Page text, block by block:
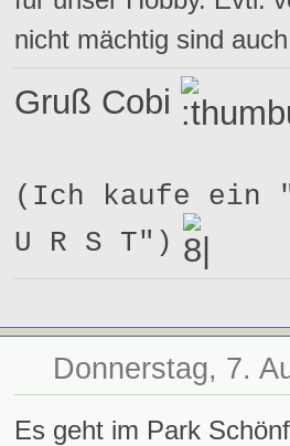
nicht mächtig sind
Gruß Cobi
(Ich kaufe ein
U R S T")
Donnerstag, 7.
Es geht im Park